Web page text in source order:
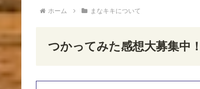
ホーム まなキキについて
つかってみた感想大募集中！